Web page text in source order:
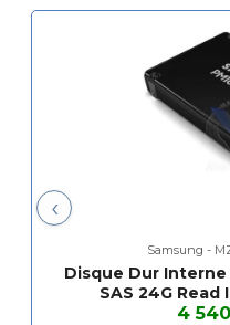
cm
Type de lecteur
Quantité emballée 1
Type de produit Disque
‹
Samsung -
Disque Dur Interne
SAS 24G
4